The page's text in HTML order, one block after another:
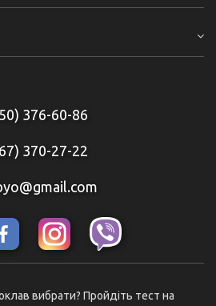
376-60-86
370-27-22
вибрати? Пройдіть тест на